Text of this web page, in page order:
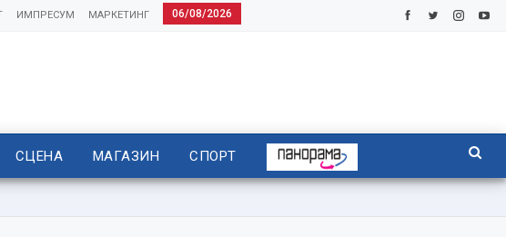
06/08/2026
МАРКЕТИНГ
ИМПРЕСУМ
СЦЕНА МАГАЗИН СПОРТ